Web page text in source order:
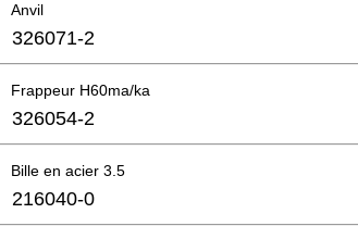
Anvil
326071-2
Frappeur H60ma/ka
326054-2
Bille en acier 3.5
216040-0